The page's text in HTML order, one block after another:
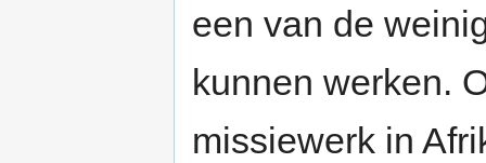
een van de
kunnen werken.
missiewerk in